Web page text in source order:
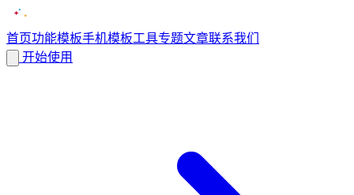
首页功能模板手机模板工具专题文章联系我们
开始使用